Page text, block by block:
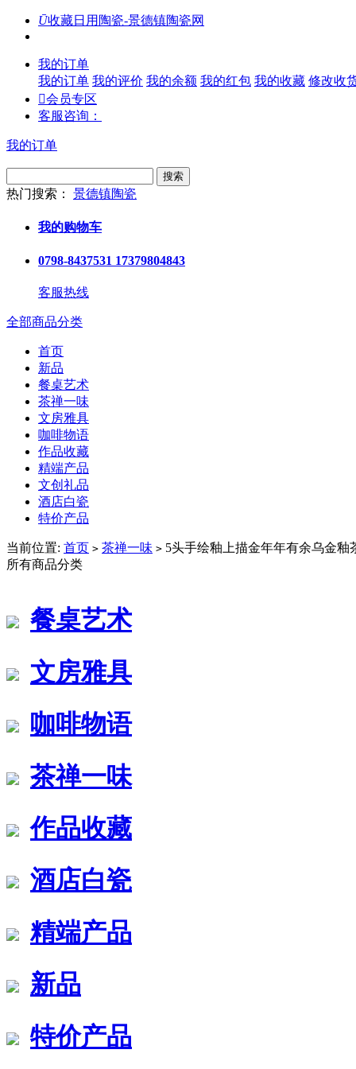
Ū收藏日用陶瓷-景德镇陶瓷网
我的订单
我的订单 我的评价 我的余额 我的红包 我的收藏 修改收
会员专区
客服咨询：
我的订单
搜索
热门搜索： 景德镇陶瓷
我的购物车
0798-8437531 17379804843
客服热线
全部商品分类
首页
新品
餐桌艺术
茶禅一味
文房雅具
咖啡物语
作品收藏
精端产品
文创礼品
酒店白瓷
特价产品
当前位置: 首页 > 茶禅一味 > 5头手绘釉上描金年年有余乌金釉
所有商品分类
餐桌艺术
文房雅具
咖啡物语
茶禅一味
作品收藏
酒店白瓷
精端产品
新品
特价产品